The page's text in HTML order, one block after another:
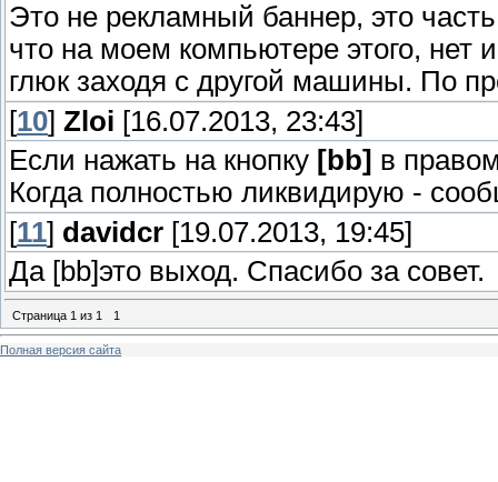
Это не рекламный баннер, это
что на моем компьютере этого, нет
глюк заходя с другой машины. По
[10] Zloi [16.07.2013, 23:43]
Если нажать на кнопку [bb] в
Когда полностью ликвидирую -
[11] davidcr [19.07.2013, 19:45]
Да [bb]это выход. Спасибо за совет.
Страница 1 из 1 1
Полная версия сайта